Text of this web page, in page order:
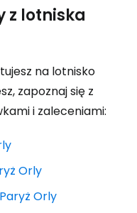
z lotniska
na lotnisko
zapoznaj się z
i zaleceniami:
Orly
Orly